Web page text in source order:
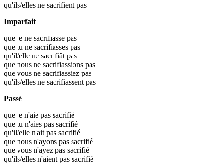
qu'ils/elles ne sacrifient pas
Imparfait
que je ne sacrifiasse pas
que tu ne sacrifiasses pas
qu'il/elle ne sacrifiât pas
que nous ne sacrifiassions pas
que vous ne sacrifiassiez pas
qu'ils/elles ne sacrifiassent pas
Passé
que je n'aie pas sacrifié
que tu n'aies pas sacrifié
qu'il/elle n'ait pas sacrifié
que nous n'ayons pas sacrifié
que vous n'ayez pas sacrifié
qu'ils/elles n'aient pas sacrifié